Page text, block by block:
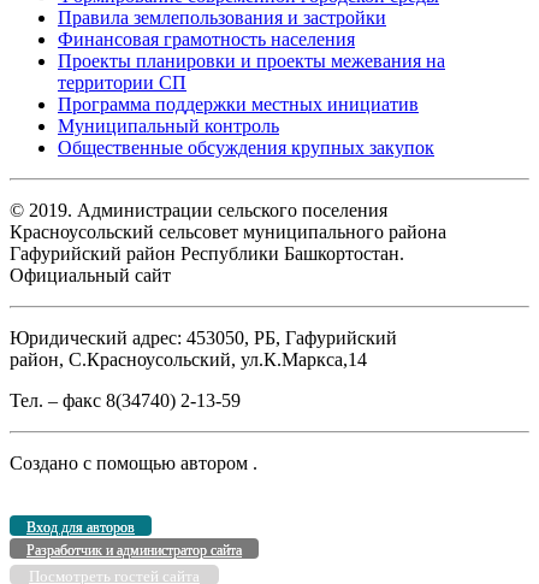
Правила землепользования и застройки
Финансовая грамотность населения
Проекты планировки и проекты межевания на
территории СП
Программа поддержки местных инициатив
Муниципальный контроль
Общественные обсуждения крупных закупок
© 2019. Администрации сельского поселения
Красноусольский сельсовет муниципального района
Гафурийский район Республики Башкортостан.
Официальный сайт
Юридический адрес: 453050, РБ, Гафурийский
район, С.Красноусольский, ул.К.Маркса,14
Тел. – факс 8(34740) 2-13-59
Создано с помощью автором .
Вход для авторов
Разработчик и администратор сайта
Посмотреть гостей сайта